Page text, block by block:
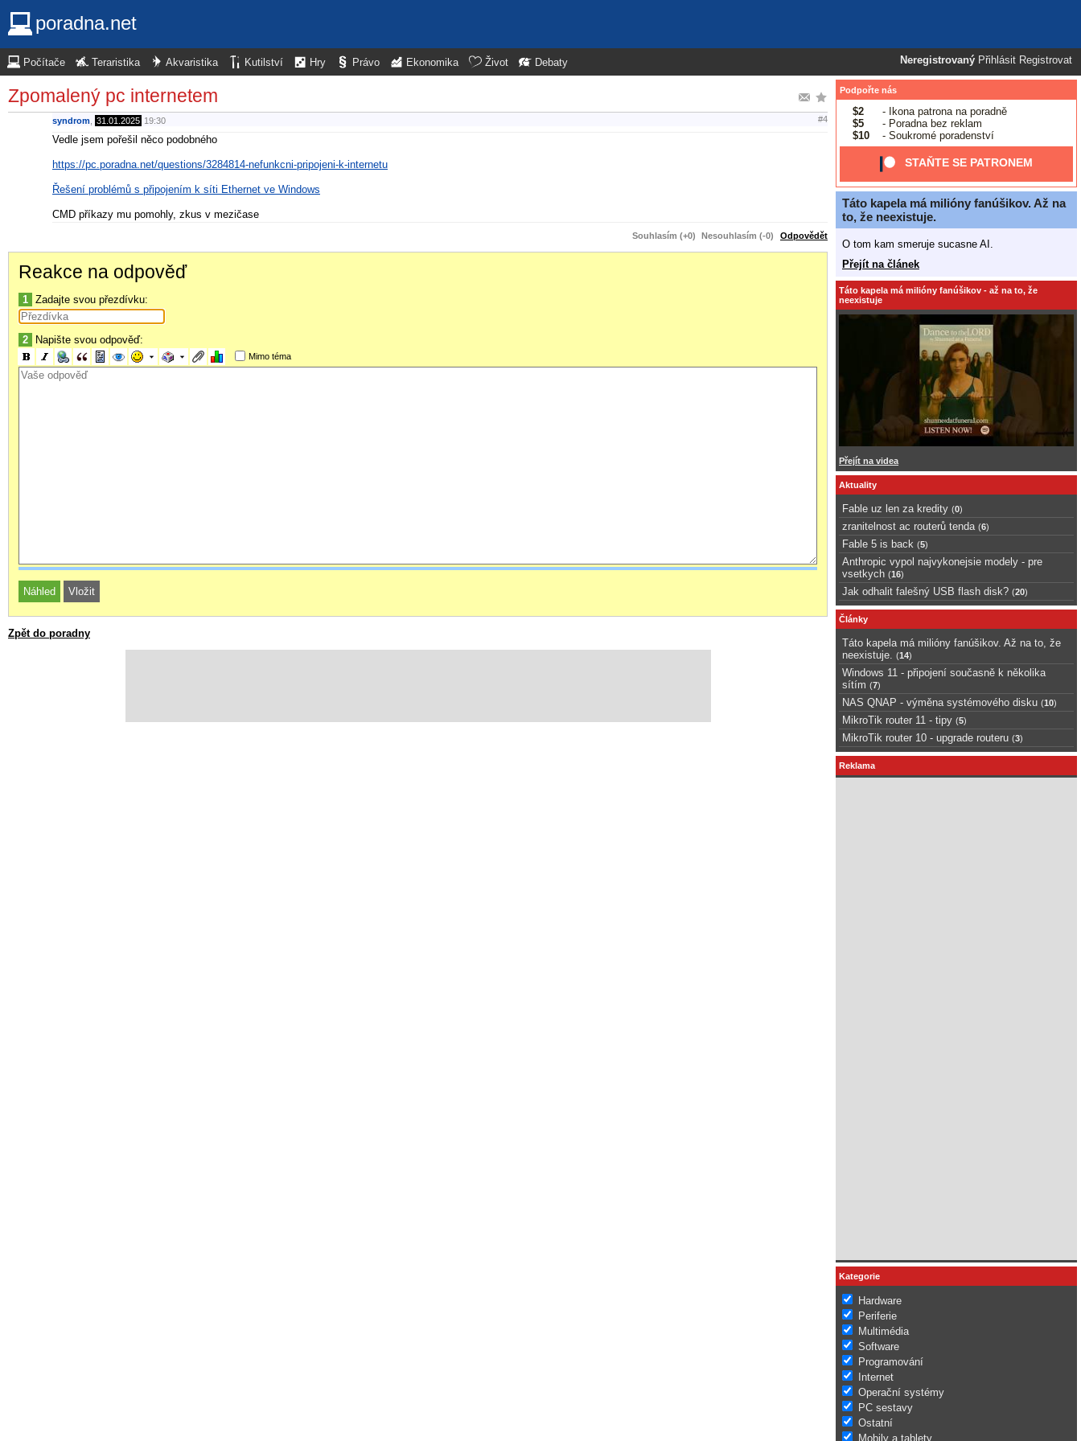
poradna.net
Neregistrovaný Přihlásit Registrovat
Počítače Teraristika Akvaristika Kutilství Hry Právo Ekonomika Život Debaty
Zpomalený pc internetem
syndrom 31.01.2025 19:30 #4
Vedle jsem pořešil něco podobného
https://pc.poradna.net/questions/3284814-nefunkcni-pripojeni-k-internetu
Řešení problémů s připojením k síti Ethernet ve Windows
CMD příkazy mu pomohly, zkus v mezičase
Souhlasím (+0) Nesouhlasím (-0) Odpovědět
Reakce na odpověď
1 Zadajte svou přezdívku:
2 Napište svou odpověď:
Mimo téma
Zpět do poradny
Podpořte nás
$2
- Ikona patrona na poradně
$5
- Poradna bez reklam
$10
- Soukromé poradenství
STAŇTE SE PATRONEM
Táto kapela má milióny fanúšikov. Až na
to, že neexistuje.
O tom kam smeruje sucasne AI.
Přejít na článek
Táto kapela má milióny fanúšikov - až na to, že
neexistuje
Přejít na videa
Aktuality
Fable uz len za kredity (0)
zranitelnost ac routerů tenda (6)
Fable 5 is back (5)
Anthropic vypol najvykonejsie modely - pre
vsetkych (16)
Jak odhalit falešný USB flash disk? (20)
Články
Táto kapela má milióny fanúšikov. Až na to, že
neexistuje.
(14)
Windows 11 - připojení současně k několika
sítím (7)
NAS QNAP - výměna systémového disku (10)
MikroTik router 11 - tipy (5)
MikroTik router 10 - upgrade routeru (3)
Reklama
Kategorie
Hardware
Periferie
Multimédia
Software
Programování
Internet
Operační systémy
PC sestavy
Ostatní
Mobily a tablety